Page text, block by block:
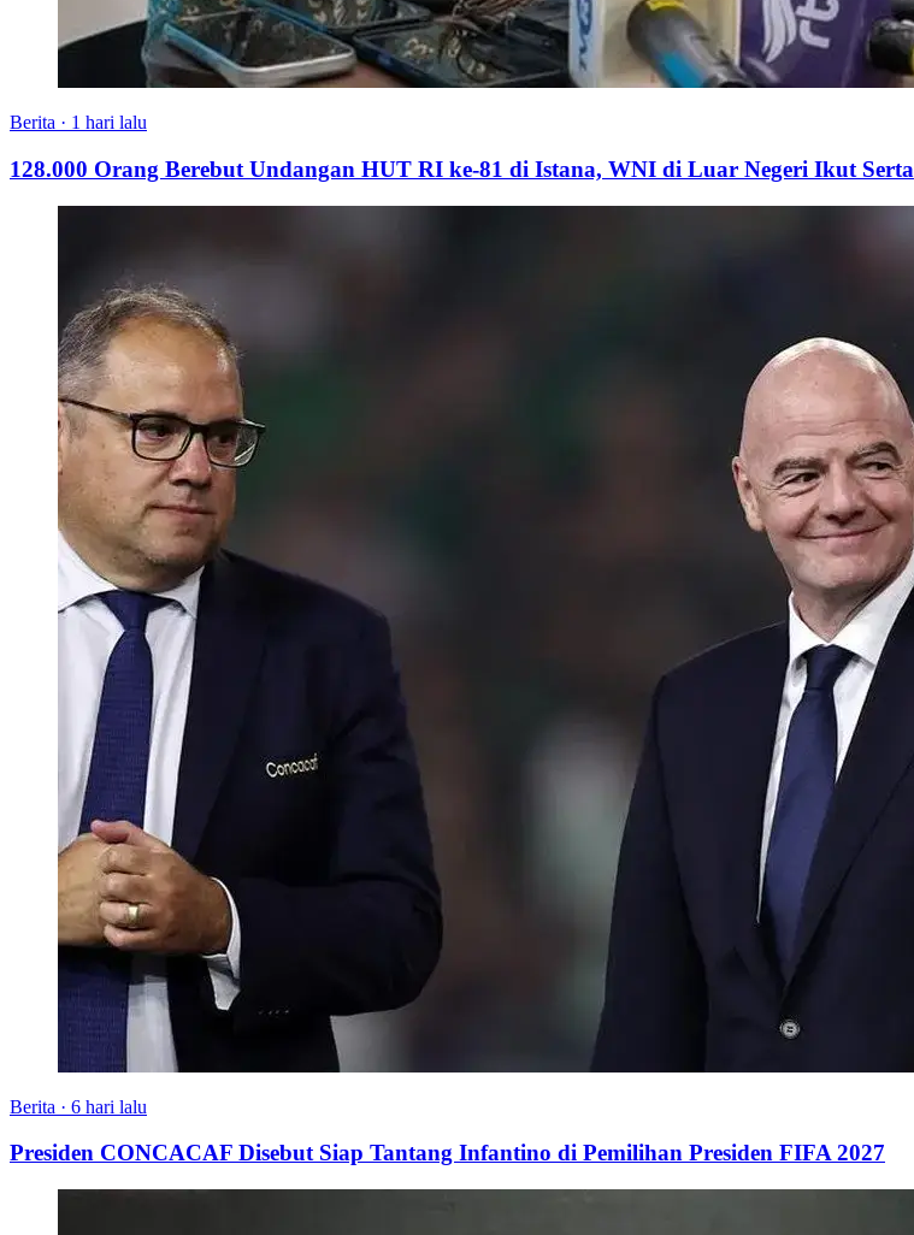
Berita · 1 hari lalu
128.000 Orang Berebut Undangan HUT RI ke-81 di Istana, WNI di Luar Negeri Ikut Serta
Berita · 6 hari lalu
Presiden CONCACAF Disebut Siap Tantang Infantino di Pemilihan Presiden FIFA 2027